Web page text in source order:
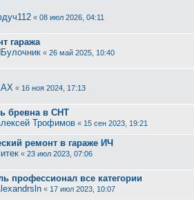
« 08 июл 2026, 04:11
гаража
« 26 май 2025, 10:40
« 16 ноя 2024, 17:13
бревна в СНТ
Трофимов « 15 сен 2023, 19:21
ремонт в гараже ИЧ
« 23 июл 2023, 07:06
профессионал все категории
« 17 июл 2023, 10:07